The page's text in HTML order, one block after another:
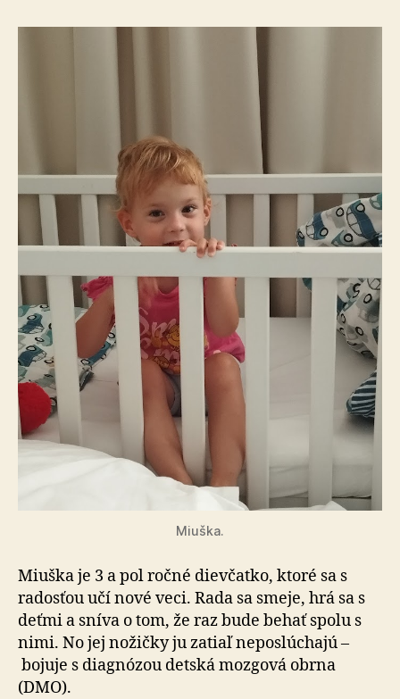
Miuška.
Miuška je 3 a pol ročné dievčatko, ktoré sa s
radosťou učí nové veci. Rada sa smeje, hrá sa s
deťmi a sníva o tom, že raz bude behať spolu s
nimi. No jej nožičky ju zatiaľ ne­po­slú­cha­jú –
bojuje s diagnózou detská mozgová obrna
(DMO).